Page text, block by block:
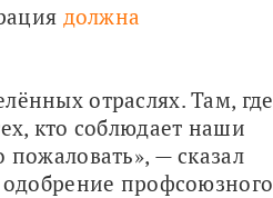
должна
отраслях. Там, где
кто соблюдает наши
— сказал
профсоюзного